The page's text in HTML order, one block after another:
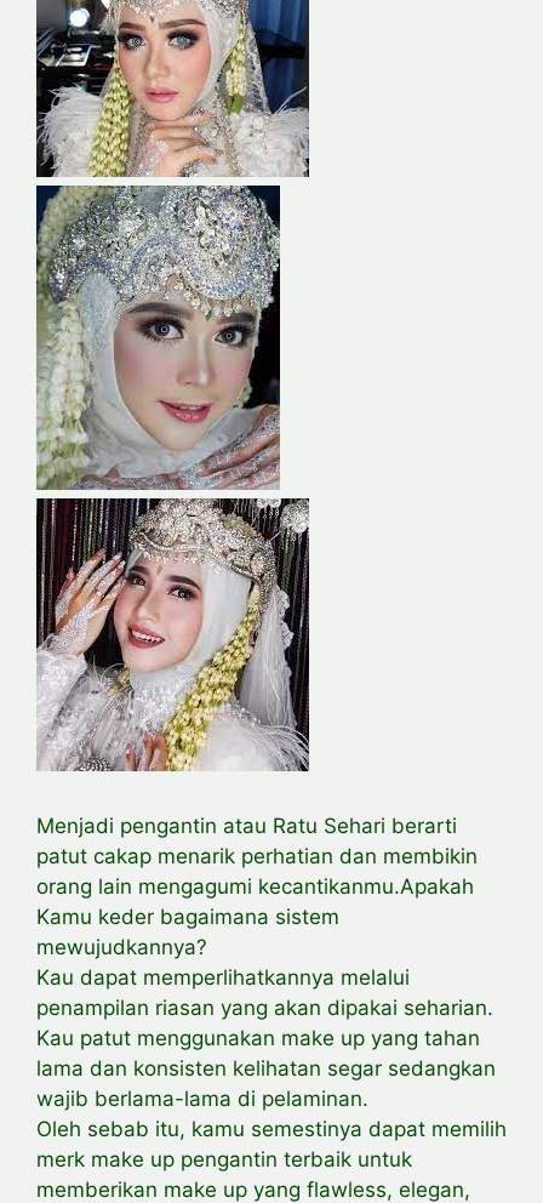
Menjadi pengantin atau Ratu Sehari berarti
patut cakap menarik perhatian dan membikin
orang lain mengagumi kecantikanmu.Apakah
Kamu keder bagaimana sistem
mewujudkannya?
Kau dapat memperlihatkannya melalui
penampilan riasan yang akan dipakai seharian.
Kau patut menggunakan make up yang tahan
lama dan konsisten kelihatan segar sedangkan
wajib berlama-lama di pelaminan.
Oleh sebab itu, kamu semestinya dapat memilih
merk make up pengantin terbaik untuk
memberikan make up yang flawless, elegan,